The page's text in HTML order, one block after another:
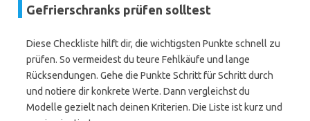
Gefrierschranks prüfen solltest
Diese Checkliste hilft dir, die wichtigsten Punkte schnell zu
prüfen. So vermeidest du teure Fehlkäufe und lange
Rücksendungen. Gehe die Punkte Schritt für Schritt durch
und notiere dir konkrete Werte. Dann vergleichst du
Modelle gezielt nach deinen Kriterien. Die Liste ist kurz und